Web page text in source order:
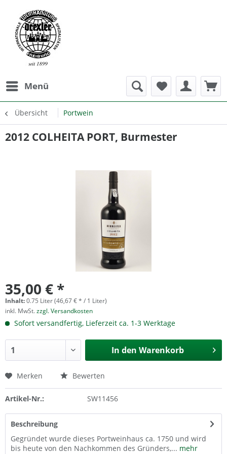
Menü
Übersicht Portwein
2012 COLHEITA PORT, Burmester
35,00 € *
Inhalt:0.75 Liter (46,67 € * / 1 Liter)
inkl. MwSt.zzgl. Versandkosten
Sofort versandfertig, Lieferzeit ca. 1-3 Werktage
In den Warenkorb
Merken Bewerten
Artikel-Nr.: SW11456
Beschreibung
Gegründet wurde dieses Portweinhaus ca. 1750 und wird
bis heute von den Nachkommen des Gründers,... mehr